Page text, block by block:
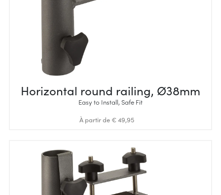
Horizontal round railing, Ø38mm
Easy to Install, Safe Fit
À partir de € 49,95